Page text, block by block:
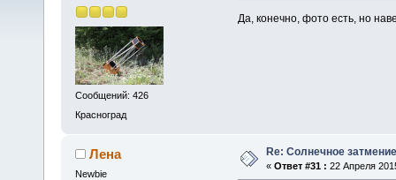
Сообщений: 426
Красноград
Да, конечно, фото есть, но
Лена
Newbie
Re: Солнечное
« Ответ #31 : 22 Апреля